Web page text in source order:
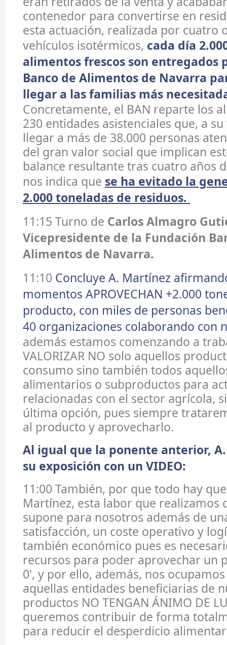
contenedor para convertirse en
esta actuación, realizada por cuatro
vehículos isotérmicos, cada día
alimentos frescos son entregados
Banco de Alimentos de Navarra
llegar a las familias más
Concretamente, el BAN reparte los
230 entidades asistenciales que, a
llegar a más de 38.000 personas
del gran valor social que implican
balance resultante tras cuatro años
nos indica que se ha evitado la
2.000 toneladas de residuos.
11:15 Turno de Carlos Almagro
Vicepresidente de la Fundación
Alimentos de Navarra.
11:10 Concluye A. Martínez
momentos APROVECHAN +2.000
producto, con miles de personas
40 organizaciones colaborando con
además estamos comenzando a
VALORIZAR NO solo aquellos
consumo sino también todos
alimentarios o subproductos para
relacionadas con el sector agrícola,
última opción, pues siempre
al producto y aprovecharlo.
Al igual que la ponente anterior,
su exposición con un VIDEO:
11:00 También, por que todo hay
Martínez, esta labor que realizamos
supone para nosotros además de
satisfacción, un coste operativo y
también económico pues es
recursos para poder aprovechar un
0', y por ello, además, nos
aquellas entidades beneficiarias de
productos NO TENGAN ÁNIMO DE
queremos contribuir de forma
para reducir el desperdicio